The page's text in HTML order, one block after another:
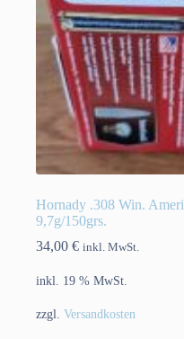
Hornady .308 Win.
9,7g/150grs.
34,00 € inkl. MwSt.
inkl. 19 % MwSt.
zzgl. Versandkosten